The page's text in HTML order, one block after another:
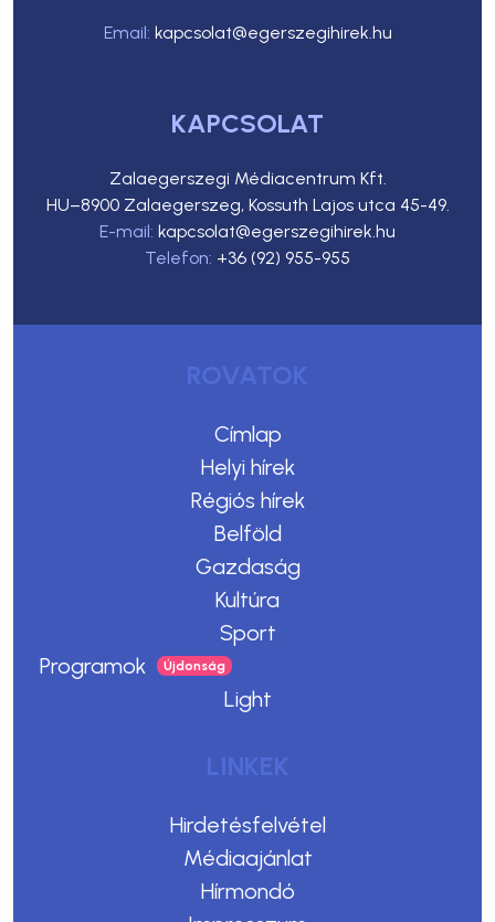
Email: kapcsolat@egerszegihirek.hu
KAPCSOLAT
Zalaegerszegi Médiacentrum Kft.
HU–8900 Zalaegerszeg, Kossuth Lajos utca 45-49.
E-mail: kapcsolat@egerszegihirek.hu
Telefon: +36 (92) 955-955
ROVATOK
Címlap
Helyi hírek
Régiós hírek
Belföld
Gazdaság
Kultúra
Sport
Programok
Light
LINKEK
Hirdetésfelvétel
Médiaajánlat
Hírmondó